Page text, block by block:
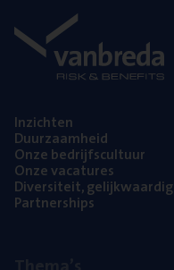
Inzich­ten
Duur­zaam­heid
Onze bedrijfs­cul­tuur
Onze vaca­tu­res
Diver­si­teit,
Part­ner­ships